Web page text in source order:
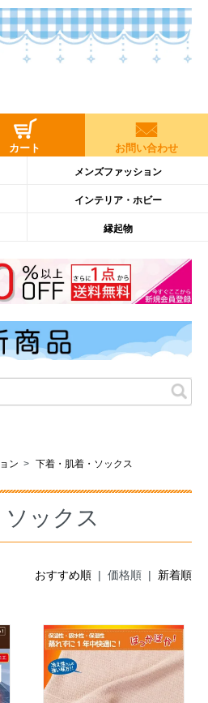
カート お問い合わせ
メンズファッション
インテリア・ホビー
縁起物
ン > 下着・肌着・ソックス
ックス
おすすめ順 | 価格順 | 新着順